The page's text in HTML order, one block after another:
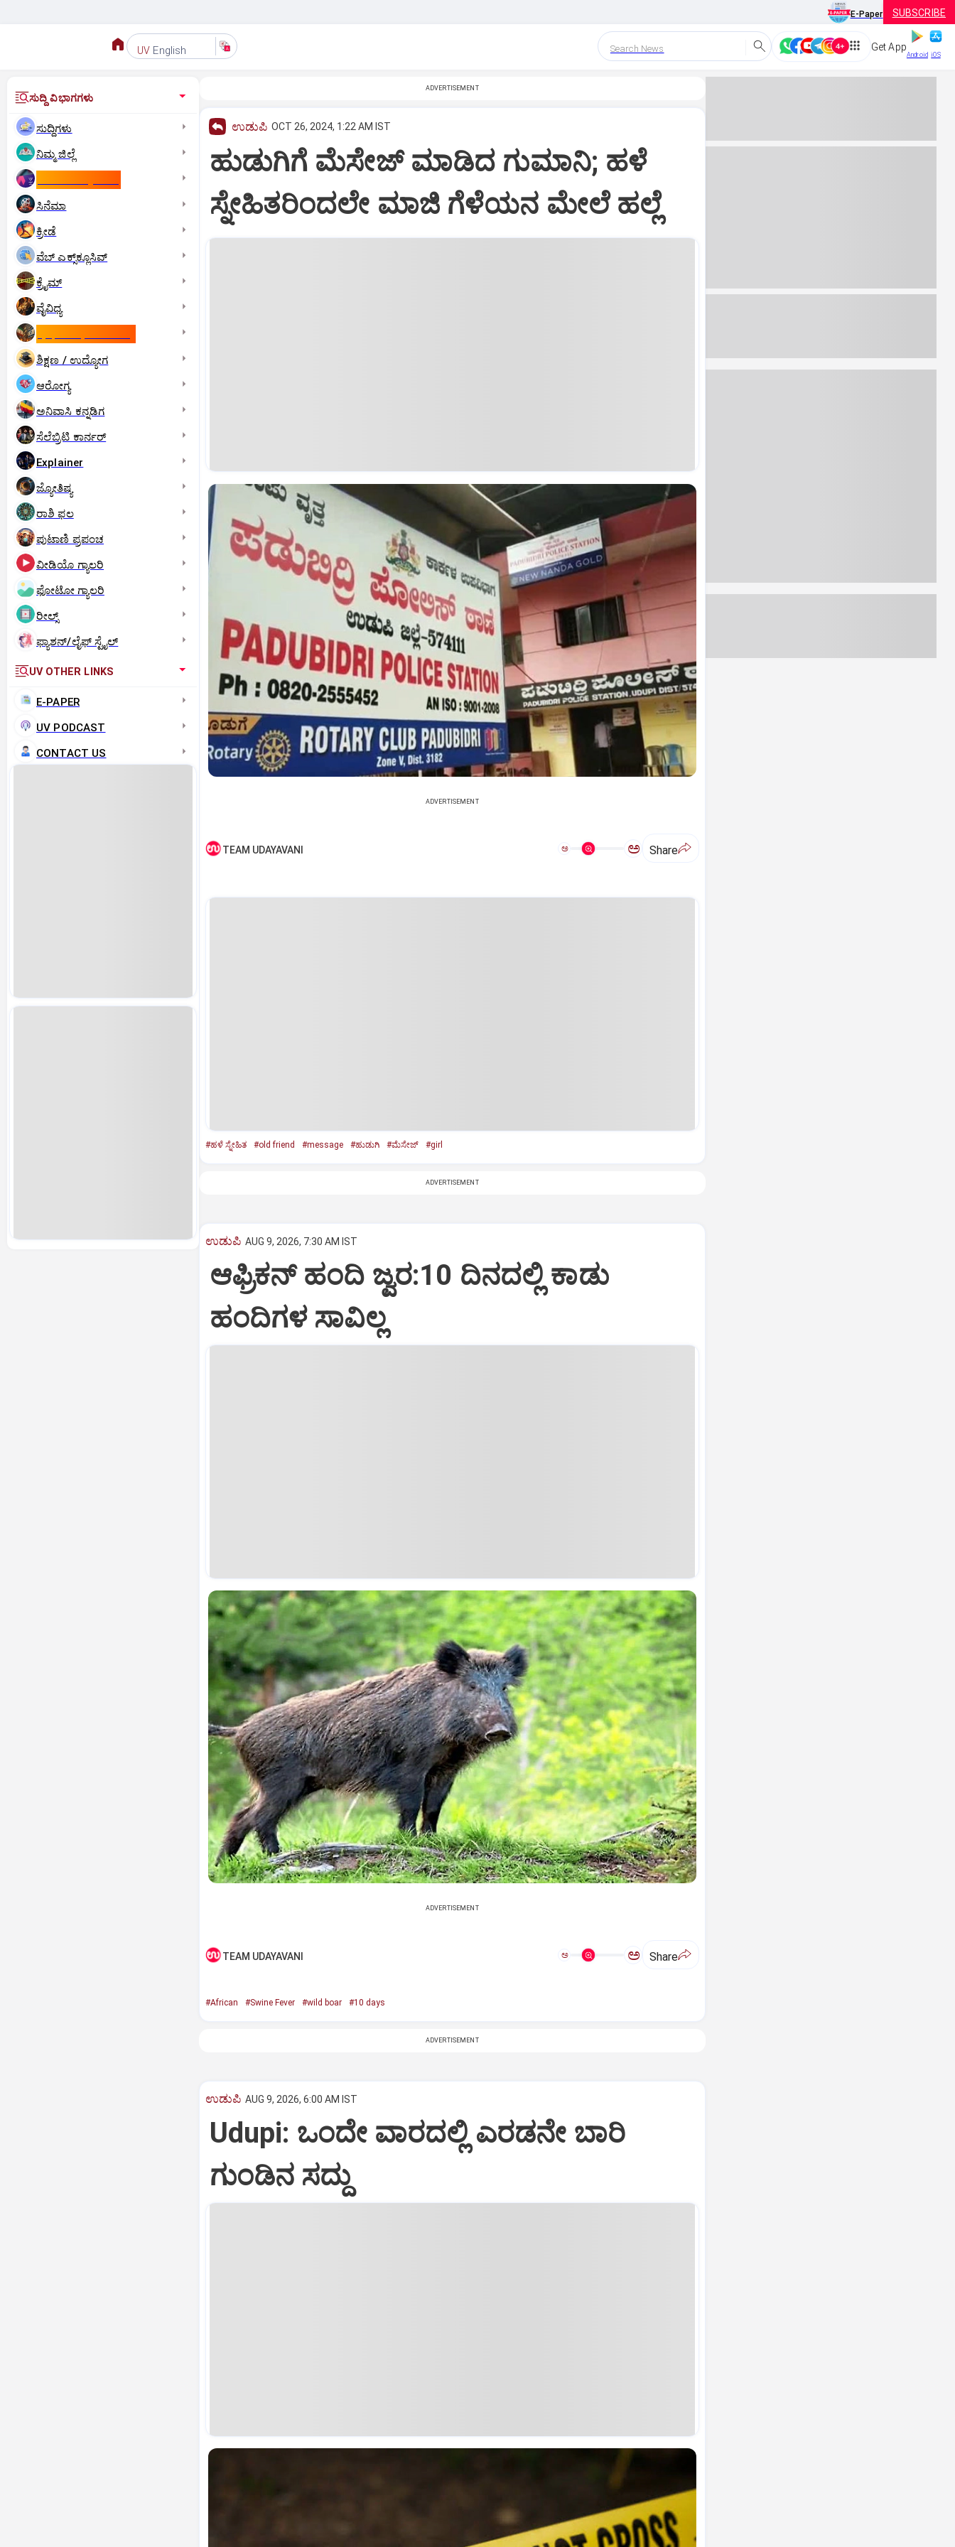
E-Paper SUBSCRIBE
UV English Search News Get App
Android iOS
ಸುದ್ದಿ ವಿಭಾಗಗಳು
ಸುದ್ದಿಗಳು
ನಿಮ್ಮ ಜಿಲ್ಲೆ
ಸಿನೆಮಾ
ಕ್ರೀಡೆ
ವೆಬ್ ಎಕ್ಸ್‌ಕ್ಲೂಸಿವ್
ಕ್ರೈಮ್
ವೈವಿಧ್ಯ
ಶಿಕ್ಷಣ / ಉದ್ಯೋಗ
ಆರೋಗ್ಯ
ಅನಿವಾಸಿ ಕನ್ನಡಿಗ
ಸೆಲೆಬ್ರಿಟಿ ಕಾರ್ನರ್‌
Explainer
ಜ್ಯೋತಿಷ್ಯ
ರಾಶಿ ಫಲ
ಪುಟಾಣಿ ಪ್ರಪಂಚ
ವೀಡಿಯೊ ಗ್ಯಾಲರಿ
ಫೋಟೋ ಗ್ಯಾಲರಿ
ರೀಲ್ಸ್
ಫ್ಯಾಶನ್/ಲೈಫ್‌ ಸ್ಟೈಲ್
UV OTHER LINKS
E-PAPER
UV PODCAST
CONTACT US
ADVERTISEMENT
ಉಡುಪಿ OCT 26, 2024, 1:22 AM IST
ಹುಡುಗಿಗೆ ಮೆಸೇಜ್‌ ಮಾಡಿದ ಗುಮಾನಿ; ಹಳೆ
ಸ್ನೇಹಿತರಿಂದಲೇ ಮಾಜಿ ಗೆಳೆಯನ ಮೇಲೆ ಹಲ್ಲೆ
ADVERTISEMENT
TEAM UDAYAVANI ಅ ಅ Share
#ಹಳೆ ಸ್ನೇಹಿತ #old friend #message #ಹುಡುಗಿ #ಮೆಸೇಜ್‌ #girl
ADVERTISEMENT
ಉಡುಪಿ AUG 9, 2026, 7:30 AM IST
ಆಫ್ರಿಕನ್‌ ಹಂದಿ ಜ್ವರ:10 ದಿನದಲ್ಲಿ ಕಾಡು
ಹಂದಿಗಳ ಸಾವಿಲ್ಲ
ADVERTISEMENT
TEAM UDAYAVANI ಅ ಅ Share
#African #Swine Fever #wild boar #10 days
ADVERTISEMENT
ಉಡುಪಿ AUG 9, 2026, 6:00 AM IST
Udupi: ಒಂದೇ ವಾರದಲ್ಲಿ ಎರಡನೇ ಬಾರಿ
ಗುಂಡಿನ ಸದ್ದು